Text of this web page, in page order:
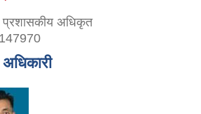
अधिकृत